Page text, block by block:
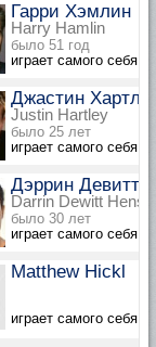
Гарри Хэмлин
Harry Hamlin
было 51 год
играет самого себя
Джастин Хартли
Justin Hartley
было 25 лет
играет самого себя
Дэррин Девитт
Darrin Dewitt
было 30 лет
играет самого себя
Matthew Hickl
играет самого себя